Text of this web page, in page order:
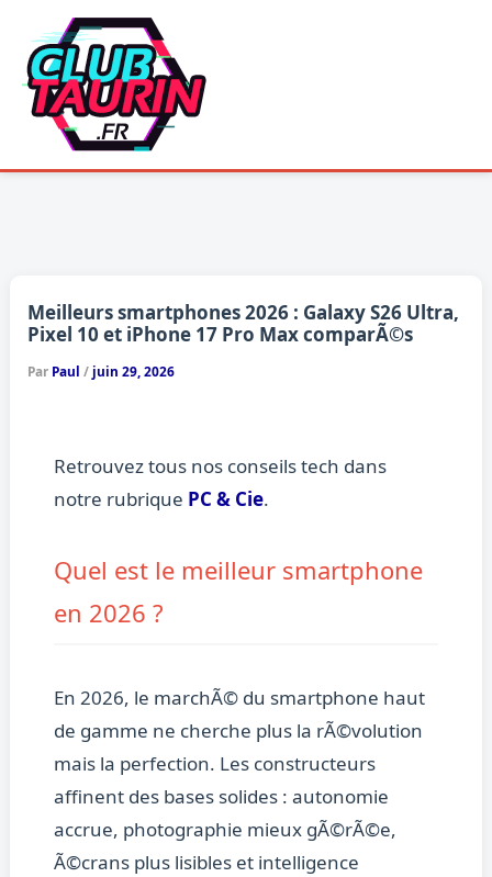
contenu
Meilleurs smartphones 2026 : Galaxy S26 Ultra,
Pixel 10 et iPhone 17 Pro Max comparÃ©s
Par Paul / juin 29, 2026
Retrouvez tous nos conseils tech dans
notre rubrique PC & Cie.
Quel est le meilleur smartphone
en 2026 ?
En 2026, le marchÃ© du smartphone haut
de gamme ne cherche plus la rÃ©volution
mais la perfection. Les constructeurs
affinent des bases solides : autonomie
accrue, photographie mieux gÃ©rÃ©e,
Ã©crans plus lisibles et intelligence